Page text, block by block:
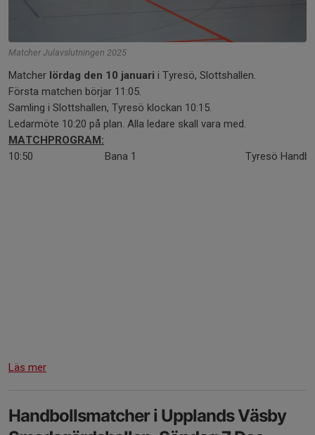
Matcher Julavslutningen 2025
Matcher lördag den 10 januari i Tyresö, Slottshallen.
Första matchen börjar 11:05.
Samling i Slottshallen, Tyresö klockan 10:15.
Ledarmöte 10:20 på plan. Alla ledare skall vara med.
MATCHPROGRAM:
10:50
Bana 1 Tyresö
Läs mer
Handbollsmatcher i Upplands Väsby